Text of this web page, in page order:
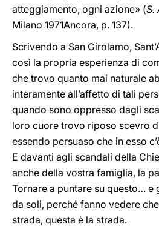
atteggiamento, ogni azione» (S.
Milano 1971Ancora, p. 137).
Scrivendo a San Girolamo,
così la propria esperienza di
che trovo quanto mai naturale
interamente all’affetto di tali
quando sono oppresso dagli
loro cuore trovo riposo scevro
essendo persuaso che in esso
E davanti agli scandali della
anche della vostra famiglia, la
Tornare a puntare su questo… e
da soli, perché fanno vedere che
strada, questa è la strada.